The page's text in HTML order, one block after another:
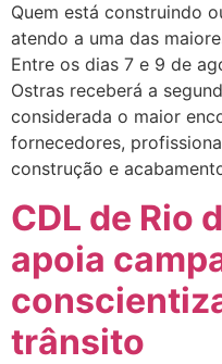
Quem está construindo
atendo a uma das
Entre os dias 7 e 9 de
Ostras receberá a
considerada o maior
fornecedores,
construção e
CDL de Rio
apoia
trânsito